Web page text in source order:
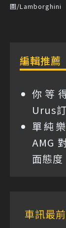
圖/Lamborghini
編輯推薦
你等
Urus
單純
AMG
面態度
車訊最